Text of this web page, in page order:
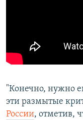
"Конечно, нужно
эти размытые
России, отметив,